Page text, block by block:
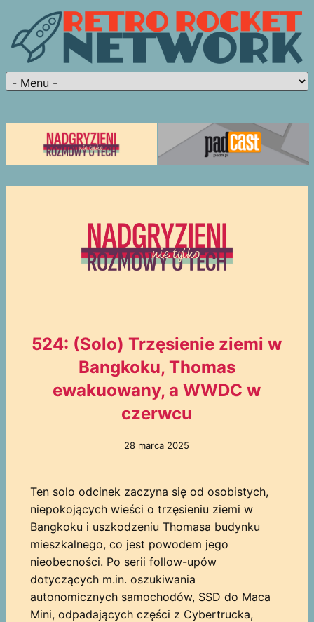
524: (Solo) Trzęsienie ziemi w
Bangkoku, Thomas
ewakuowany, a WWDC w
czerwcu
28 marca 2025
Ten solo odcinek zaczyna się od osobistych,
niepokojących wieści o trzęsieniu ziemi w
Bangkoku i uszkodzeniu Thomasa budynku
mieszkalnego, co jest powodem jego
nieobecności. Po serii follow-upów
dotyczących m.in. oszukiwania
autonomicznych samochodów, SSD do Maca
Mini, odpadających części z Cybertrucka,